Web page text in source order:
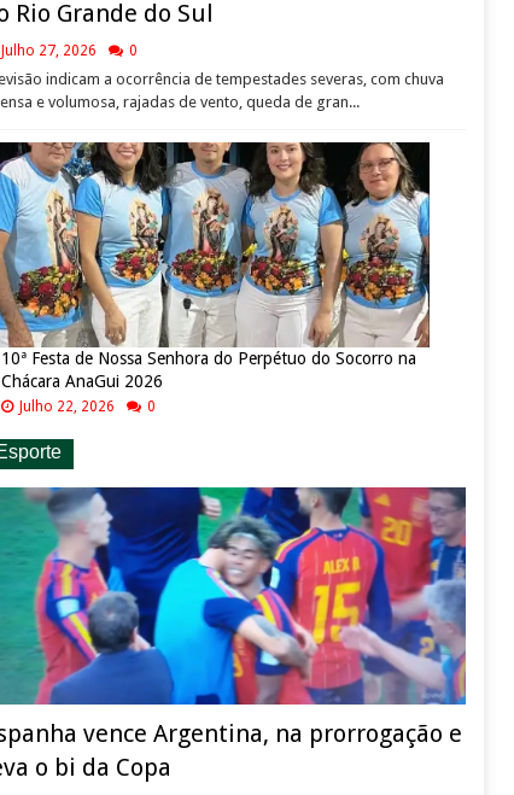
Rio Grande do Sul
Julho 27, 2026 0
indicam a ocorrência de tempestades severas, com chuva
e volumosa, rajadas de vento, queda de gran...
10ª Festa de Nossa Senhora do Perpétuo do Socorro na
Chácara AnaGui 2026
Julho 22, 2026 0
vence Argentina, na prorrogação e
o bi da Copa